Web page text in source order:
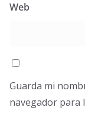
Web
Guarda mi
navegador para